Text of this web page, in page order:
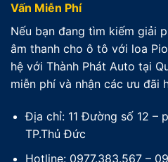
Vấn Miễn Phí
Nếu bạn đang tìm kiếm giải
âm thanh cho ô tô với loa
hệ với Thành Phát Auto tại
miễn phí và nhận các ưu đãi
Địa chỉ: 11 Đường số 12 –
TP.Thủ Đức
Hotline: 0977.383.567 –